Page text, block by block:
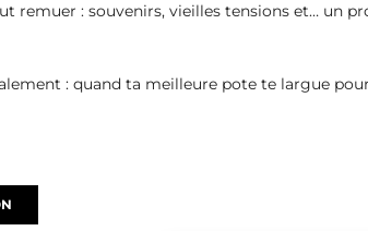
remuer : souvenirs, vieilles tensions et… un
: quand ta meilleure pote te largue